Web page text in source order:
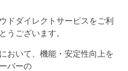
ドダイレクトサービスをご利
うございます。
おいて、機能・安定性向上を
バーの